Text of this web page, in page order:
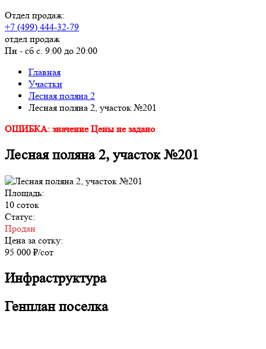
Отдел продаж:
+7 (499) 444-32-79
отдел продаж
Пн - сб с. 9:00 до 20:00
Главная
Участки
Лесная поляна 2
Лесная поляна 2, участок №201
ОШИБКА: значение Цены не задано
Лесная поляна 2, участок №201
Площадь:
10 соток
Статус:
Продан
Цена за сотку:
95 000 ₽/сот
Инфраструктура
Генплан поселка